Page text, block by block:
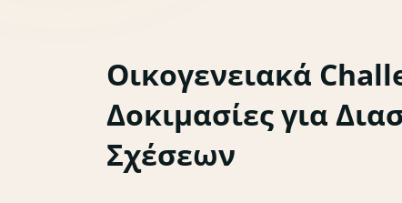
Lifestyle
Οικογενειακά
Δοκιμασίες για
Σχέσεων